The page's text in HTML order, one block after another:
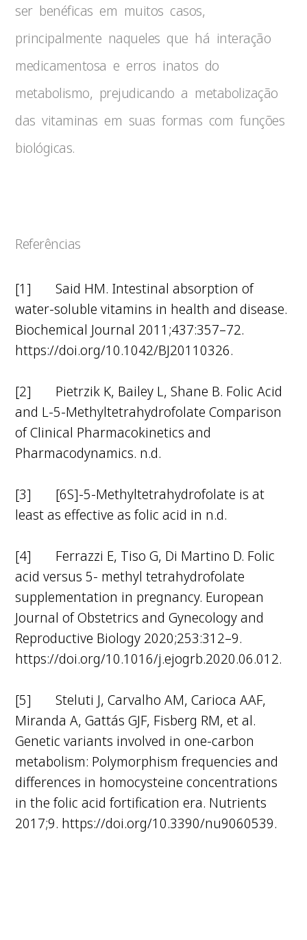
ser benéficas em muitos casos,
principalmente naqueles que há interação
medicamentosa e erros inatos do
metabolismo, prejudicando a metabolização
das vitaminas em suas formas com funções
biológicas.
Referências
[1] Said HM. Intestinal absorption of
water-soluble vitamins in health and disease.
Biochemical Journal 2011;437:357–72.
https://doi.org/10.1042/BJ20110326.
[2] Pietrzik K, Bailey L, Shane B. Folic Acid
and L-5-Methyltetrahydrofolate Comparison
of Clinical Pharmacokinetics and
Pharmacodynamics. n.d.
[3] [6S]-5-Methyltetrahydrofolate is at
least as effective as folic acid in n.d.
[4] Ferrazzi E, Tiso G, Di Martino D. Folic
acid versus 5- methyl tetrahydrofolate
supplementation in pregnancy. European
Journal of Obstetrics and Gynecology and
Reproductive Biology 2020;253:312–9.
https://doi.org/10.1016/j.ejogrb.2020.06.012.
[5] Steluti J, Carvalho AM, Carioca AAF,
Miranda A, Gattás GJF, Fisberg RM, et al.
Genetic variants involved in one-carbon
metabolism: Polymorphism frequencies and
differences in homocysteine concentrations
in the folic acid fortification era. Nutrients
2017;9. https://doi.org/10.3390/nu9060539.